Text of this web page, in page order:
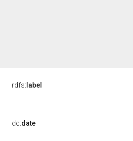
rdfs: label
dc:date